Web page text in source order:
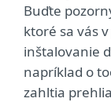
Buďte
ktoré sa vás
inštalovanie
napríklad o
zahltia